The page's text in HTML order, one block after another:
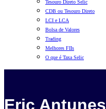
Tesouro Direto Selic
CDB ou Tesouro Direto
LCI e LCA
Bolsa de Valores
Trading
Melhores FIIs
O que é Taxa Selic
Eric Antunes